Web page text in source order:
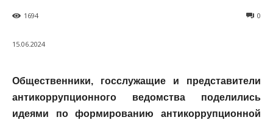
0
1694
15.06.2024
Общественники, госслужащие и представители
антикоррупционного ведомства поделились
идеями по формированию антикоррупционной